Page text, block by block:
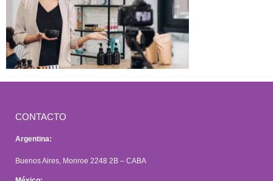
CONTACTO
Argentina:
Buenos Aires, Monroe 2248 2B – CABA